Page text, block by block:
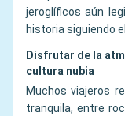
jeroglíficos aún
historia siguiendo
Disfrutar de la
cultura nubia
Muchos viajeros
tranquila, entre